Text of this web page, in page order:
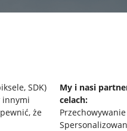
SDK)
innymi
że
My i nasi
celach: